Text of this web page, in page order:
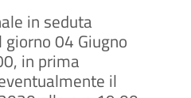
in seduta
04 Giugno
in prima
il